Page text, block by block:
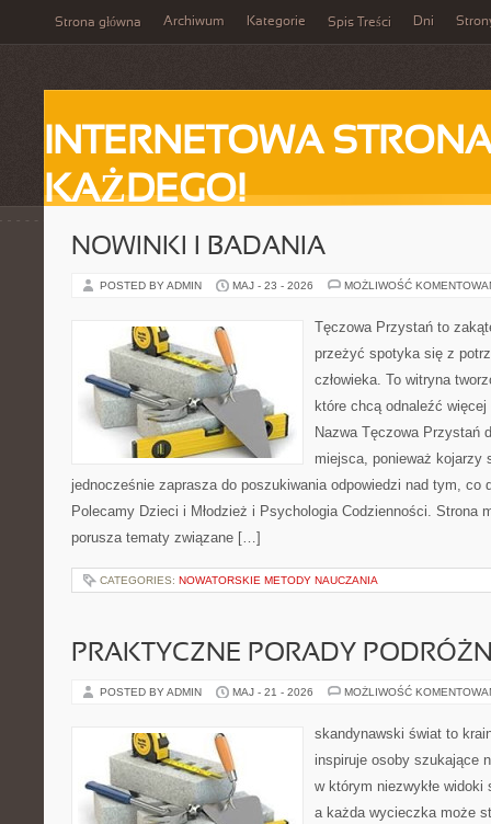
Strona główna Archiwum Kategorie Spis Treści Dni
INTERNETOWA
KAŻDEGO!
NOWINKI I BADANIA
POSTED BY ADMIN MAJ - 23 - 2026 MOŻLIWOŚĆ
Tęczowa Przystań to
przeżyć spotyka się z
człowieka. To witryna
które chcą odnaleźć
Nazwa Tęczowa Przystań
miejsca, ponieważ kojarzy
jednocześnie zaprasza do poszukiwania odpowiedzi nad tym, co
Polecamy Dzieci i Młodzież i Psychologia Codzienności. Strona
porusza tematy związane […]
CATEGORIES: NOWATORSKIE METODY NAUCZANIA
PRAKTYCZNE PORADY
POSTED BY ADMIN MAJ - 21 - 2026 MOŻLIWOŚĆ
skandynawski świat to
inspiruje osoby szukające
w którym niezwykłe
a każda wycieczka może